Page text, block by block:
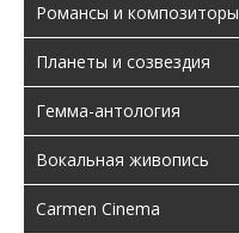
Романсы и композиторы
Планеты и созвездия
Гемма-антология
Вокальная живопись
Carmen Cinema